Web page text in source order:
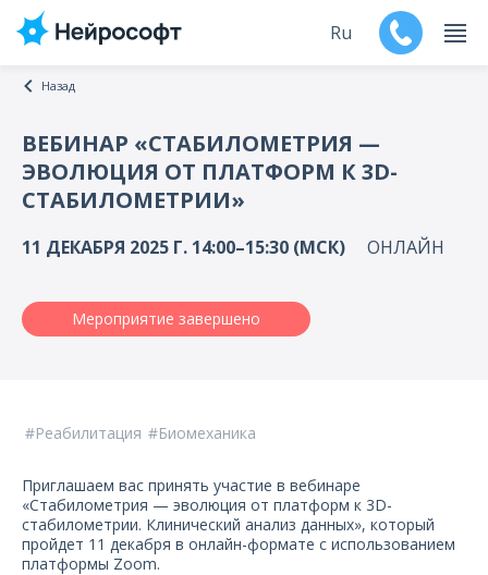
Продукты
Мероприятия
Дилеры
О компании
Карьера
Ru
Назад
ВЕБИНАР «СТАБИЛОМЕТРИЯ —
ЭВОЛЮЦИЯ ОТ ПЛАТФОРМ К 3D-
СТАБИЛОМЕТРИИ»
11 ДЕКАБРЯ 2025 Г. 14:00–15:30 (МСК) ОНЛАЙН
Мероприятие завершено
Реабилитация Биомеханика
Приглашаем вас принять участие в вебинаре
«Стабилометрия — эволюция от платформ к 3D-
стабилометрии. Клинический анализ данных», который
пройдет 11 декабря в онлайн-формате с использованием
платформы Zооm.